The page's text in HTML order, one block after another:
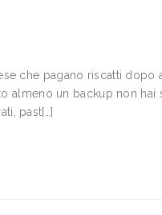
che pagano riscatti dopo
almeno un backup non hai
past[…]